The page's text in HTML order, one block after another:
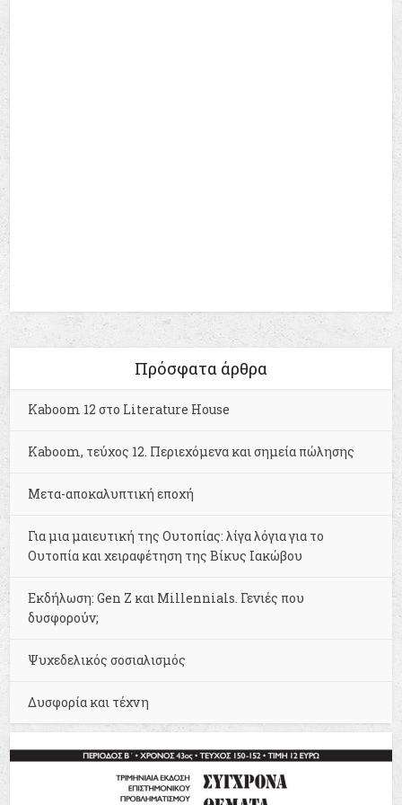
Πρόσφατα άρθρα
Kaboom 12 στο Literature House
Kaboom, τεύχος 12. Περιεχόμενα και σημεία πώλησης
Μετα-αποκαλυπτική εποχή
Για μια μαιευτική της Ουτοπίας: λίγα λόγια για το
Ουτοπία και χειραφέτηση της Βίκυς Ιακώβου
Εκδήλωση: Gen Z και Millennials. Γενιές που
δυσφορούν;
Ψυχεδελικός σοσιαλισμός
Δυσφορία και τέχνη